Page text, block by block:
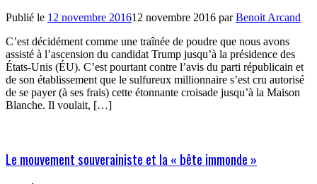
Publié le 12 novembre 201612 novembre 2016 parBenoit Arcand
C’est décidément comme une traînée de poudre que nous avons
assisté à l’ascension du candidat Trump jusqu’à la présidence des
États-Unis (ÉU). C’est pourtant contre l’avis du parti républicain et
de son établissement que le sulfureux millionnaire s’est cru autorisé
de se payer (à ses frais) cette étonnante croisade jusqu’à la Maison
Blanche. Il voulait, […]
Le mouvement souverainiste et la « bête immonde »